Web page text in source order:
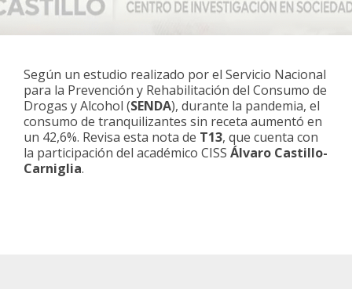
Según un estudio realizado por el Servicio Nacional
para la Prevención y Rehabilitación del Consumo de
Drogas y Alcohol (SENDA), durante la pandemia, el
consumo de tranquilizantes sin receta aumentó en
un 42,6%. Revisa esta nota de T13, que cuenta con
la participación del académico CISS Álvaro Castillo-
Carniglia.